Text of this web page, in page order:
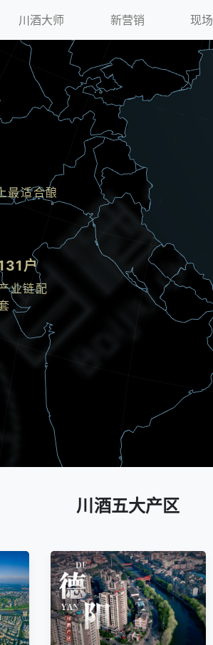
川酒大师 新营销 现场
最适合酿
户
业链配
川酒五大产区